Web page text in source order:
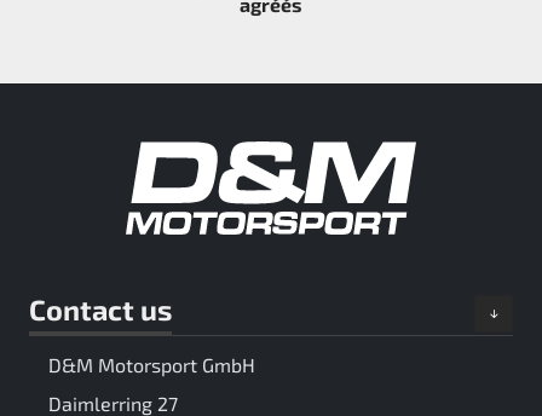
agréés
Contact us
D&M Motorsport GmbH
Daimlerring 27